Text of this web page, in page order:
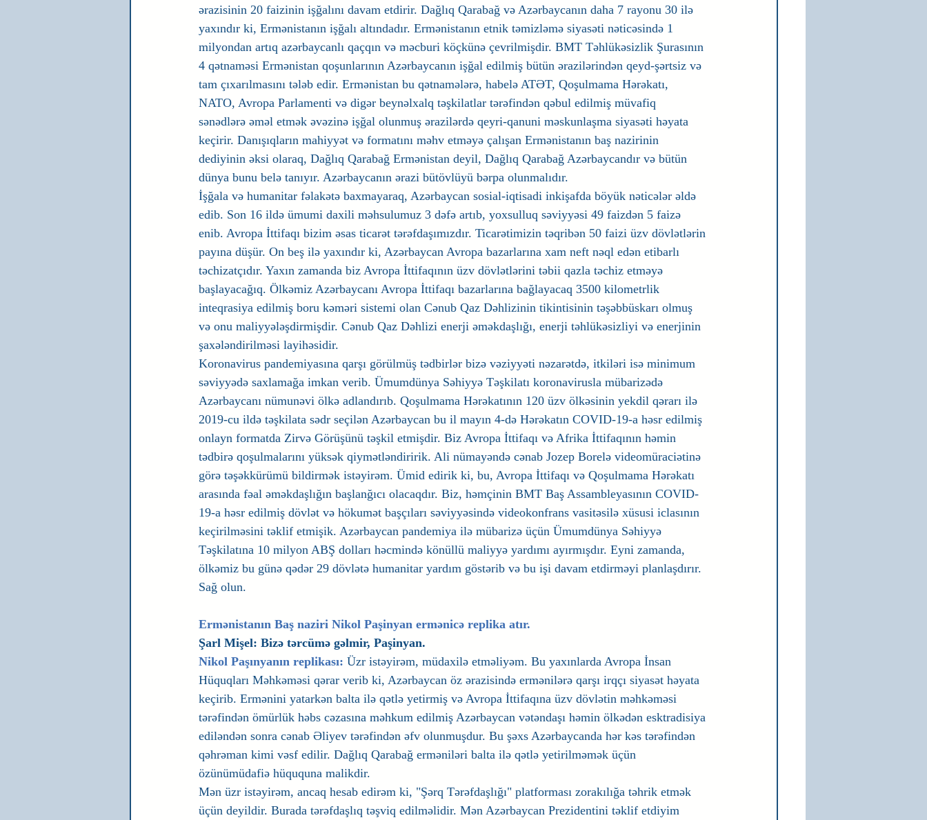
ərazisinin 20 faizinin işğalını davam etdirir. Dağlıq Qarabağ və Azərbaycanın daha 7 rayonu 30 ilə
yaxındır ki, Ermənistanın işğalı altındadır. Ermənistanın etnik təmizləmə siyasəti nəticəsində 1
milyondan artıq azərbaycanlı qaçqın və məcburi köçkünə çevrilmişdir. BMT Təhlükəsizlik Şurasının
4 qətnaməsi Ermənistan qoşunlarının Azərbaycanın işğal edilmiş bütün ərazilərindən qeyd-şərtsiz və
tam çıxarılmasını tələb edir. Ermənistan bu qətnamələrə, habelə ATƏT, Qoşulmama Hərəkatı,
NATO, Avropa Parlamenti və digər beynəlxalq təşkilatlar tərəfindən qəbul edilmiş müvafiq
sənədlərə əməl etmək əvəzinə işğal olunmuş ərazilərdə qeyri-qanuni məskunlaşma siyasəti həyata
keçirir. Danışıqların mahiyyət və formatını məhv etməyə çalışan Ermənistanın baş nazirinin
dediyinin əksi olaraq, Dağlıq Qarabağ Ermənistan deyil, Dağlıq Qarabağ Azərbaycandır və bütün
dünya bunu belə tanıyır. Azərbaycanın ərazi bütövlüyü bərpa olunmalıdır.
İşğala və humanitar fəlakətə baxmayaraq, Azərbaycan sosial-iqtisadi inkişafda böyük nəticələr əldə
edib. Son 16 ildə ümumi daxili məhsulumuz 3 dəfə artıb, yoxsulluq səviyyəsi 49 faizdən 5 faizə
enib. Avropa İttifaqı bizim əsas ticarət tərəfdaşımızdır. Ticarətimizin təqribən 50 faizi üzv dövlətlərin
payına düşür. On beş ilə yaxındır ki, Azərbaycan Avropa bazarlarına xam neft nəql edən etibarlı
təchizatçıdır. Yaxın zamanda biz Avropa İttifaqının üzv dövlətlərini təbii qazla təchiz etməyə
başlayacağıq. Ölkəmiz Azərbaycanı Avropa İttifaqı bazarlarına bağlayacaq 3500 kilometrlik
inteqrasiya edilmiş boru kəməri sistemi olan Cənub Qaz Dəhlizinin tikintisinin təşəbbüskarı olmuş
və onu maliyyələşdirmişdir. Cənub Qaz Dəhlizi enerji əməkdaşlığı, enerji təhlükəsizliyi və enerjinin
şaxələndirilməsi layihəsidir.
Koronavirus pandemiyasına qarşı görülmüş tədbirlər bizə vəziyyəti nəzarətdə, itkiləri isə minimum
səviyyədə saxlamağa imkan verib. Ümumdünya Səhiyyə Təşkilatı koronavirusla mübarizədə
Azərbaycanı nümunəvi ölkə adlandırıb. Qoşulmama Hərəkatının 120 üzv ölkəsinin yekdil qərarı ilə
2019-cu ildə təşkilata sədr seçilən Azərbaycan bu il mayın 4-də Hərəkatın COVID-19-a həsr edilmiş
onlayn formatda Zirvə Görüşünü təşkil etmişdir. Biz Avropa İttifaqı və Afrika İttifaqının həmin
tədbirə qoşulmalarını yüksək qiymətləndiririk. Ali nümayəndə cənab Jozep Borelə videomüraciətinə
görə təşəkkürümü bildirmək istəyirəm. Ümid edirik ki, bu, Avropa İttifaqı və Qoşulmama Hərəkatı
arasında fəal əməkdaşlığın başlanğıcı olacaqdır. Biz, həmçinin BMT Baş Assambleyasının COVID-
19-a həsr edilmiş dövlət və hökumət başçıları səviyyəsində videokonfrans vasitəsilə xüsusi iclasının
keçirilməsini təklif etmişik. Azərbaycan pandemiya ilə mübarizə üçün Ümumdünya Səhiyyə
Təşkilatına 10 milyon ABŞ dolları həcmində könüllü maliyyə yardımı ayırmışdır. Eyni zamanda,
ölkəmiz bu günə qədər 29 dövlətə humanitar yardım göstərib və bu işi davam etdirməyi planlaşdırır.
Sağ olun.
Ermənistanın Baş naziri Nikol Paşinyan ermənicə replika atır.
Şarl Mişel: Bizə tərcümə gəlmir, Paşinyan.
Nikol Paşınyanın replikası: Üzr istəyirəm, müdaxilə etməliyəm. Bu yaxınlarda Avropa İnsan
Hüquqları Məhkəməsi qərar verib ki, Azərbaycan öz ərazisində ermənilərə qarşı irqçı siyasət həyata
keçirib. Ermənini yatarkən balta ilə qətlə yetirmiş və Avropa İttifaqına üzv dövlətin məhkəməsi
tərəfindən ömürlük həbs cəzasına məhkum edilmiş Azərbaycan vətəndaşı həmin ölkədən esktradisiya
ediləndən sonra cənab Əliyev tərəfindən əfv olunmuşdur. Bu şəxs Azərbaycanda hər kəs tərəfindən
qəhrəman kimi vəsf edilir. Dağlıq Qarabağ erməniləri balta ilə qətlə yetirilməmək üçün
özünümüdafiə hüququna malikdir.
Mən üzr istəyirəm, ancaq hesab edirəm ki, "Şərq Tərəfdaşlığı" platforması zorakılığa təhrik etmək
üçün deyildir. Burada tərəfdaşlıq təşviq edilməlidir. Mən Azərbaycan Prezidentini təklif etdiyim